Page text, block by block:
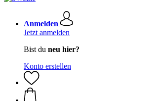
Anmelden
Jetzt anmelden
Bist du neu hier?
Konto erstellen